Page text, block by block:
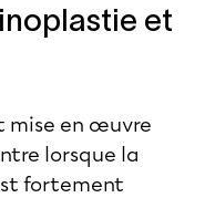
et
mise en œuvre
lorsque la
fortement